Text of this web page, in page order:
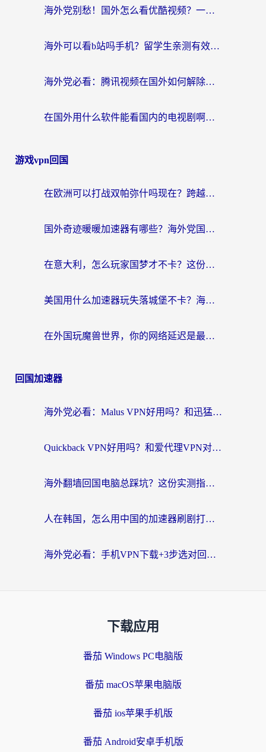
海外党别愁！国外怎么看优酷视频？一招解决追剧、看直播难题
海外可以看b站吗手机？留学生亲测有效的回国加速指南
海外党必看：腾讯视频在国外如何解除地域限制？附优酷咪咕使用指南
在国外用什么软件能看国内的电视剧啊？留学生亲测有效的回国加速方案
游戏vpn回国
在欧洲可以打战双帕弥什吗现在？跨越延迟墙的实战指南
国外奇迹暖暖加速器有哪些？海外党国服游戏畅玩终极指南（附亲测推荐）
在意大利，怎么玩家国梦才不卡？这份终极加速指南请收好
美国用什么加速器玩失落城堡不卡？海外党亲测有效的国服游戏加速指南
在外国玩魔兽世界，你的网络延迟是最大的敌人
回国加速器
海外党必看：Malus VPN好用吗？和迅猛兔VPN对比哪个回国效果更好？附真实体验与避坑指南
Quickback VPN好用吗？和爱代理VPN对比哪个回国效果更好？
海外翻墙回国电脑总踩坑？这份实测指南帮你选对加速器（附ChickCNinitapMalus对比）
人在韩国，怎么用中国的加速器刷剧打游戏？这份真实体验指南给你答案
海外党必看：手机VPN下载+3步选对回国加速器，无缝刷国内资源不再愁
下载应用
番茄 Windows PC电脑版
番茄 macOS苹果电脑版
番茄 ios苹果手机版
番茄 Android安卓手机版